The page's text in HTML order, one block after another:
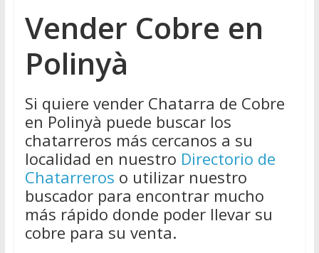
Vender Cobre en
Polinyà
Si quiere vender Chatarra de Cobre
en Polinyà puede buscar los
chatarreros más cercanos a su
localidad en nuestro Directorio de
Chatarreros o utilizar nuestro
buscador para encontrar mucho
más rápido donde poder llevar su
cobre para su venta.